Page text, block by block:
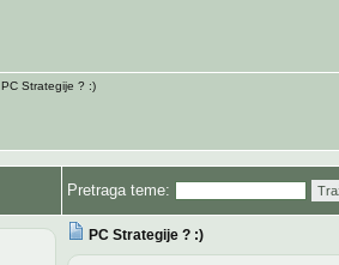
PC Strategije ? :)
Pretraga teme:
PC Strategije ? :)